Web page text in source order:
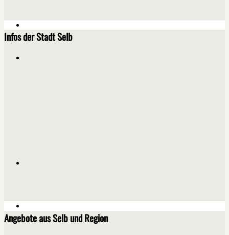
Infos der Stadt Selb
Angebote aus Selb und Region